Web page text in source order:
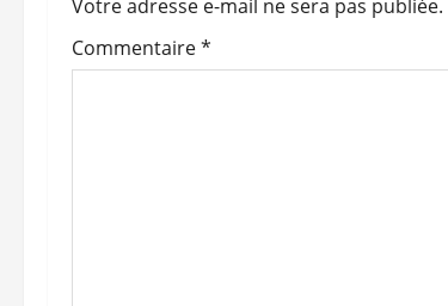
t
Votre adresse e-mail ne sera pas publiée.
Commentaire*